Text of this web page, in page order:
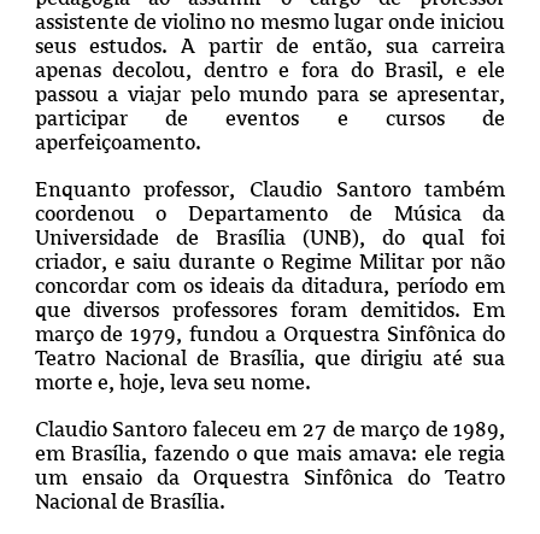
assistente de violino no mesmo lugar onde iniciou
seus estudos. A partir de então, sua carreira
apenas decolou, dentro e fora do Brasil, e ele
passou a viajar pelo mundo para se apresentar,
participar de eventos e cursos de
aperfeiçoamento.
Enquanto professor, Claudio Santoro também
coordenou o Departamento de Música da
Universidade de Brasília (UNB), do qual foi
criador, e saiu durante o Regime Militar por não
concordar com os ideais da ditadura, período em
que diversos professores foram demitidos. Em
março de 1979, fundou a Orquestra Sinfônica do
Teatro Nacional de Brasília, que dirigiu até sua
morte e, hoje, leva seu nome.
Claudio Santoro faleceu em 27 de março de 1989,
em Brasília, fazendo o que mais amava: ele regia
um ensaio da Orquestra Sinfônica do Teatro
Nacional de Brasília.